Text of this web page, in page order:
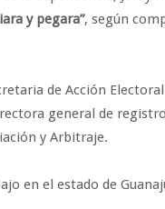
y pegara”, según
de Acción
general de
y Arbitraje.
en el estado de